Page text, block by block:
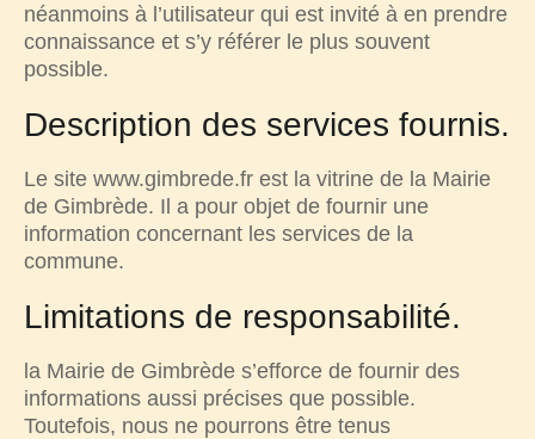
néanmoins à l’utilisateur qui est invité à en prendre
connaissance et s’y référer le plus souvent
possible.
Description des services fournis.
Le site www.gimbrede.fr est la vitrine de la Mairie
de Gimbrède. Il a pour objet de fournir une
information concernant les services de la
commune.
Limitations de responsabilité.
la Mairie de Gimbrède s’efforce de fournir des
informations aussi précises que possible.
Toutefois, nous ne pourrons être tenus